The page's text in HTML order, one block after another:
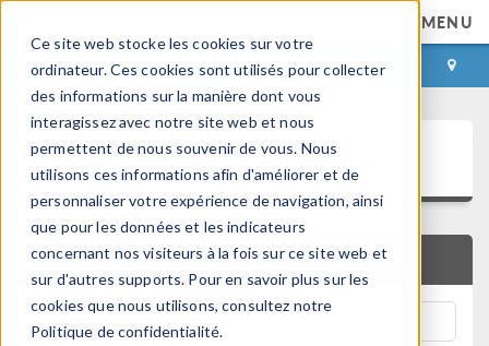
Ce site web stocke les cookies sur votre
ordinateur. Ces cookies sont utilisés pour collecter
des informations sur la manière dont vous
interagissez avec notre site web et nous
permettent de nous souvenir de vous. Nous
utilisons ces informations afin d'améliorer et de
personnaliser votre expérience de navigation, ainsi
que pour les données et les indicateurs
concernant nos visiteurs à la fois sur ce site web et
sur d'autres supports. Pour en savoir plus sur les
cookies que nous utilisons, consultez notre
Politique de confidentialité.
MENU
CONNEXION CONTACT
Bibliothèque d'Applications
RECHERCHE RAPIDE